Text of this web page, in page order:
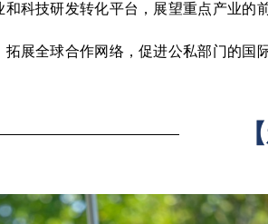
科技研发转化平台，展望重点产业的
展全球合作网络，促进公私部门的国